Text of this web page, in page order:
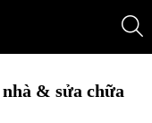
& sửa chữa